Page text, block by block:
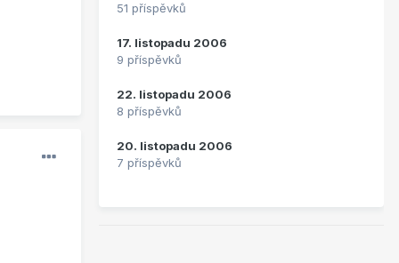
51 příspěvků
17. listopadu 2006
9 příspěvků
22. listopadu 2006
8 příspěvků
20. listopadu 2006
7 příspěvků